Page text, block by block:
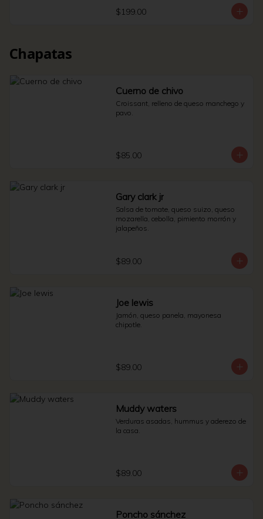
$199.00
Chapatas
Cuerno de chivo
Croissant, relleno de queso manchego y
pavo.
$85.00
Gary clark jr
Salsa de tomate, queso suizo, queso
mozarella, cebolla, pimiento morrón y
jalapeños.
$89.00
Joe lewis
Jamón, queso panela, mayonesa
chipotle.
$89.00
Muddy waters
Verduras asadas, hummus y aderezo de
la casa.
$89.00
Poncho sánchez